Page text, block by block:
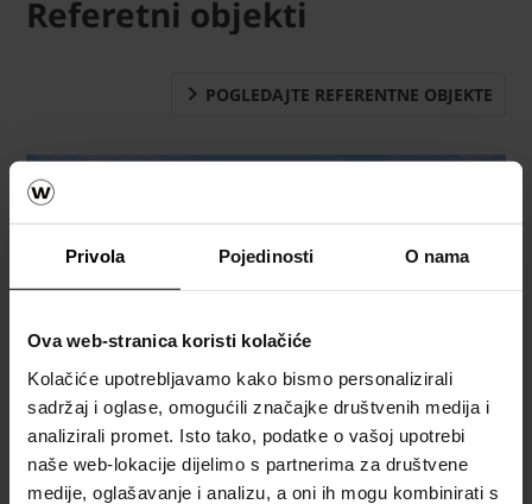
Privola Pojedinosti O nama
Ova web-stranica koristi kolačiće
Kolačiće upotrebljavamo kako bismo personalizirali
sadržaj i oglase, omogućili značajke društvenih medija i
analizirali promet. Isto tako, podatke o vašoj upotrebi
naše web-lokacije dijelimo s partnerima za društvene
medije, oglašavanje i analizu, a oni ih mogu kombinirati s
Referetni objekti
POGLEDAJTE REFERENTNE OBJEKTE